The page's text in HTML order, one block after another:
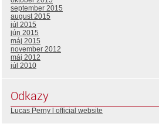
september 2015
august 2015
júl 2015
jún 2015
máj 2015
november 2012
máj 2012
júl 2010
Odkazy
Lucas Perny l official website